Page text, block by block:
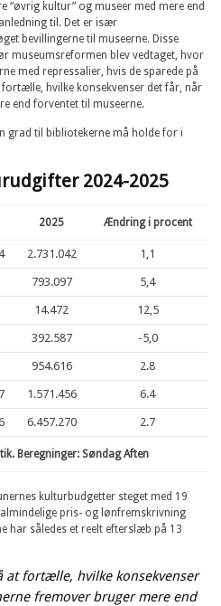
kultur” og museer med mere end
til. Det er især
bevillingerne til museerne. Disse
museumsreformen blev vedtaget, hvor
med repressalier, hvis de sparede på
hvilke konsekvenser det får, når
end forventet til museerne.
grad til bibliotekerne må holde for i
2024-2025
2025 Ændring i procent
2.731.042 1,1
793.097 5,4
14.472 12,5
392.587 -5,0
954.616 2.8
1.571.456 6.4
6.457.270 2.7
Beregninger: Søndag Aften
kulturbudgetter steget med 19
pris- og lønfremskrivning
har således et reelt efterslæb på 13
at fortælle, hvilke konsekvenser
fremover bruger mere end